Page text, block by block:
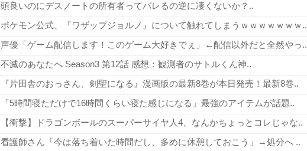
頭良いのにデスノートの所有者ってバレるの逆に凄くないか？..
ポケモン公式、『ワザップジョルノ』について触れてしまうｗｗｗｗｗｗｗ..
声優「ゲーム配信します！このゲーム大好きでぇ」←配信以外だと全然やっ..
不滅のあなたへ Season3 第12話 感想：観測者のサトルくん神..
『片田舎のおっさん、剣聖になる』漫画版の最新8巻が本日発売！最新8巻..
「5時間寝ただけで16時間くらい寝た感じになる」最強のアイテムが話題..
【衝撃】ドラゴンボールのスーパーサイヤ人4、なんかちょっとコレじゃな..
看護師さん「今は落ち着いた時間だし、多めに休憩しておこう」→処分へ ..